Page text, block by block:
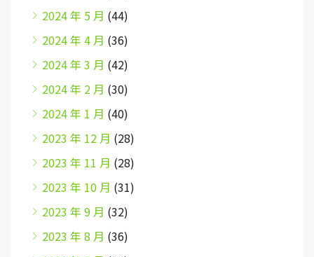
2024 年 5 月 (44)
2024 年 4 月 (36)
2024 年 3 月 (42)
2024 年 2 月 (30)
2024 年 1 月 (40)
2023 年 12 月 (28)
2023 年 11 月 (28)
2023 年 10 月 (31)
2023 年 9 月 (32)
2023 年 8 月 (36)